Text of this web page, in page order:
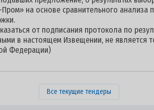
на основе сравнительного
от подписания протокола по
в настоящем Извещении, не является
Федерации)
Все текущие тендеры